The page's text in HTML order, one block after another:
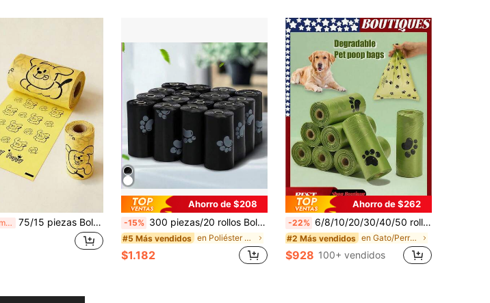
¡Últimos 3 días 75/15 piezas Bolsas para excrementos de perro, Bolsas gruesas para desechos de perro, Bolsas para excrementos de mascotas, Bolsas a prueba de fugas para desechos de mascotas, Bolsas gruesas para recoger excrementos, Bolsas de limpieza multiusos, Haz felices a los perros, Bolsas para excrementos de perro, Bolsas para excrementos de aventura al aire libre, Decoración del hogar, Bolsas de almacenamiento para fiestas y Navidad
Ahorro de $208
-15% 300 piezas/20 rollos Bolsas para excrementos de perro, bolsas a prueba de fugas para desechos de mascotas, adecuadas para paseos al aire libre (varios tamaños), bolsas para desechos de mascotas gruesas y a prueba de fugas, adecuadas para la limpieza al aire libre, suministros esenciales para mascotas
#5 Más vendidos en Poliéster Bolsas y dispensadores para excrement
$1.182
Ahorro de $262
-22% 6/8/10/20/30/40/50 rollos de bolsas para excrementos de perro (15 bolsas por rollo) - Gruesas y duraderas, a prueba de olores. Adecuadas para la limpieza y desinfección en la sanidad alimentaria y el cuidado de las mascotas. Bolsas grandes para desechos de mascotas sin perfume para excrementos de perro, restos de comida, basura, desechos del jardín, heces de animales, pañales de bebé, basura del inodoro.
#2 Más vendidos en Gato/Perro Bolsas y dispensadores para excremen
$928 100+ vendidos